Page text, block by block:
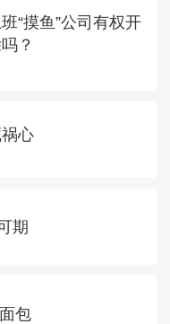
班“摸鱼”公司有权开
？
心
期
包